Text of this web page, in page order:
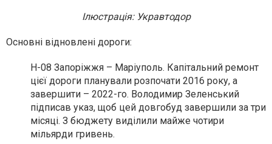
Ілюстрація: Укравтодор
Основні відновлені дороги:
Н-08 Запоріжжя – Маріуполь. Капітальний ремонт
цієї дороги планували розпочати 2016 року, а
завершити – 2022-го. Володимир Зеленський
підписав указ, щоб цей довгобуд завершили за три
місяці. З бюджету виділили майже чотири
мільярди гривень.